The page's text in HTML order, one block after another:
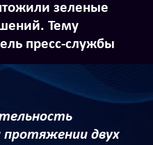
зеленые
Тему
пресс-службы
протяжении двух